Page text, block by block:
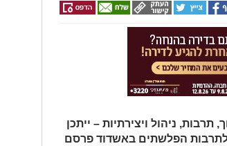
ניהול ויצירתיות – ייתכן
לתרבות הפלשתים באשדוד פרסם